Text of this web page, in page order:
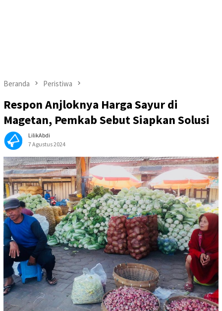
Beranda Peristiwa
Respon Anjloknya Harga Sayur di
Magetan, Pemkab Sebut Siapkan Solusi
LilikAbdi
7 Agustus 2024